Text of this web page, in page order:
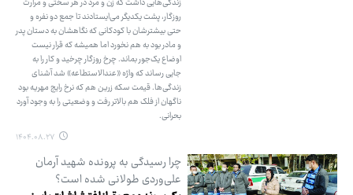
روزگار، پشت یکدیگر می‌ایستادند تا جمع دو نفره و
حتی بیشترشان با کودکانی که نگاهشان به دستان پدر
و مادر بود به هم نخورد اما همیشه که قرار نیست
اوضاع یک‌جور بماند. چرخ روزگار چرخید و کار را به
جایی رساند که واژه «عندالاستطاعه» شد آشنای
زندگی‌ها. قیمت سکه زرین هم که نرخ رایج مهریه بود
ناگهان از فلک هم بالاتر رفت و وضعیتی را به وجود آورد
بحرانی.
۱۴۰۴.۰۸.۲۷
چرا رسیدگی به پرونده شهید آرمان
علی‌وردی طولانی شده است؟